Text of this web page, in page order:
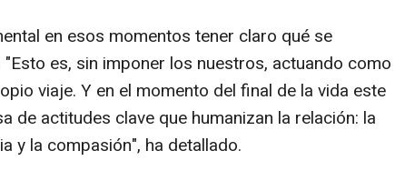
en esos momentos tener claro qué se
"Esto es, sin imponer los nuestros, actuando como
viaje. Y en el momento del final de la vida este
de actitudes clave que humanizan la relación: la
y la compasión", ha detallado.